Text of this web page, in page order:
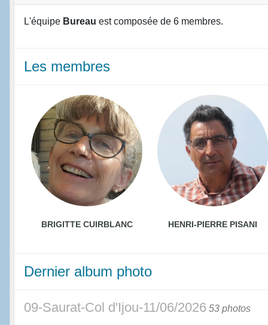
L'équipe Bureau est composée de 6 membres.
Les membres
BRIGITTE CUIRBLANC HENRI-PIERRE PISANI
Dernier album photo
09-Saurat-Col d'Ijou-11/06/2026 53 photos